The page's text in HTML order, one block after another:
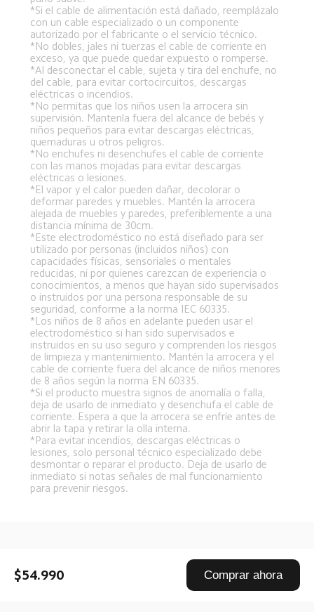
$54.990 Comprar ahora
*Si el cable de alimentación está dañado, reemplázalo
con un cable especializado o un componente
autorizado por el fabricante o el servicio técnico.
*No dobles, jales ni tuerzas el cable de corriente en
exceso, ya que puede quedar expuesto o romperse.
*Al desconectar el cable, sujeta y tira del enchufe, no
del cable, para evitar cortocircuitos, descargas
eléctricas o incendios.
*No permitas que los niños usen la arrocera sin
supervisión. Mantenla fuera del alcance de bebés y
niños pequeños para evitar descargas eléctricas,
quemaduras u otros peligros.
*No enchufes ni desenchufes el cable de corriente
con las manos mojadas para evitar descargas
eléctricas o lesiones.
*El vapor y el calor pueden dañar, decolorar o
deformar paredes y muebles. Mantén la arrocera
alejada de muebles y paredes, preferiblemente a una
distancia mínima de 30cm.
*Este electrodoméstico no está diseñado para ser
utilizado por personas (incluidos niños) con
capacidades físicas, sensoriales o mentales
reducidas, ni por quienes carezcan de experiencia o
conocimientos, a menos que hayan sido supervisados
o instruidos por una persona responsable de su
seguridad, conforme a la norma IEC 60335.
*Los niños de 8 años en adelante pueden usar el
electrodoméstico si han sido supervisados e
instruidos en su uso seguro y comprenden los riesgos
de limpieza y mantenimiento. Mantén la arrocera y el
cable de corriente fuera del alcance de niños menores
de 8 años según la norma EN 60335.
*Si el producto muestra signos de anomalía o falla,
deja de usarlo de inmediato y desenchufa el cable de
corriente. Espera a que la arrocera se enfríe antes de
abrir la tapa y retirar la olla interna.
*Para evitar incendios, descargas eléctricas o
lesiones, solo personal técnico especializado debe
desmontar o reparar el producto. Deja de usarlo de
inmediato si notas señales de mal funcionamiento
para prevenir riesgos.